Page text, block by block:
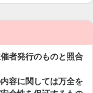
者発行のものと照合
容に関しては万全を